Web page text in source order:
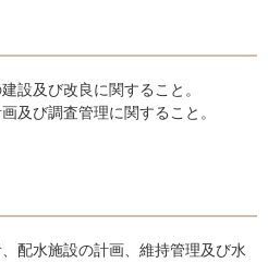
設及び改良に関すること。
及び調査管理に関すること。
配水施設の計画、維持管理及び水